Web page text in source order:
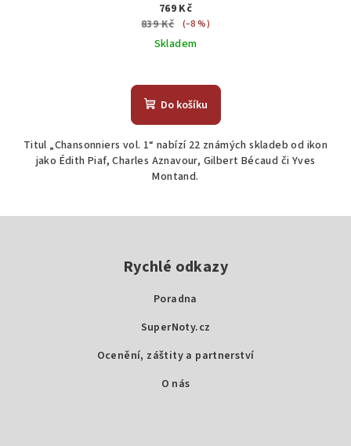
769 Kč
839 Kč
(–8 %)
Skladem
Do košíku
Titul „Chansonniers vol. 1“ nabízí 22 známých skladeb od ikon
jako Édith Piaf, Charles Aznavour, Gilbert Bécaud či Yves
Montand.
Rychlé odkazy
Poradna
SuperNoty.cz
Ocenění, záštity a partnerství
O nás